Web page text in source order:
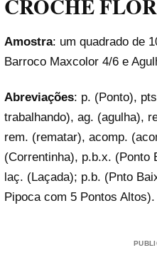
CROCHÊ FLOR
Amostra: um quadrado de
Barroco Maxcolor 4/6 e
Abreviações: p. (Ponto),
trabalhando), ag. (agulha),
rem. (rematar), acomp.
(Correntinha), p.b.x.
laç. (Laçada); p.b. (Pnto
Pipoca com 5 Pontos Altos).